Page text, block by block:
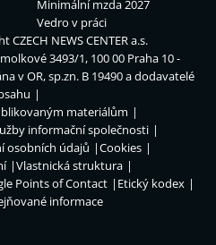
Minimální mzda 2027
Vedro v práci
CZECH NEWS CENTER a.s.
3493/1, 100 00 Praha 10 -
v OR, sp.zn. B 19490 a dodavatelé
materiálům
informační společnosti
osobních údajů
Cookies
Vlastnická struktura
Points of Contact
Etický kodex
informace